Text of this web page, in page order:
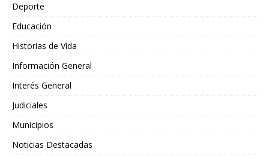
Deporte
Educación
Historias de Vida
Información General
Interés General
Judiciales
Municipios
Noticias Destacadas